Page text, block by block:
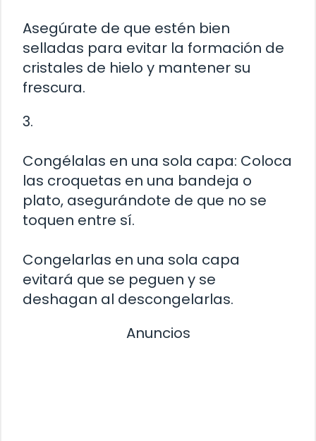
Asegúrate de que estén bien
selladas para evitar la formación de
cristales de hielo y mantener su
frescura.
3.
Congélalas en una sola capa: Coloca
las croquetas en una bandeja o
plato, asegurándote de que no se
toquen entre sí.
Congelarlas en una sola capa
evitará que se peguen y se
deshagan al descongelarlas.
Anuncios